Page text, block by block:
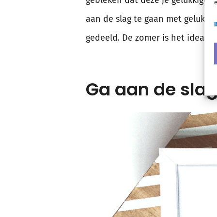
aan de slag te gaan met geluk!
gedeeld. De zomer is het ideale
Ga aan de